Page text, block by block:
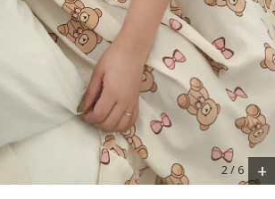
니트
블라우스
원피스
팬츠
스커트 2/ 6 +